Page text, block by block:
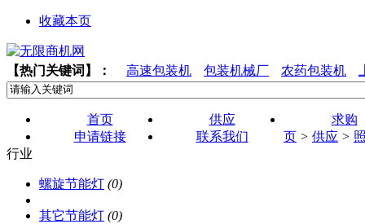
收藏本页
【热门关键词】： 高速包装机 包装机械厂 农药包装机
首页 供应
求购
申请链接
联系我们 页 > 供应 >
行业
螺旋节能灯 (0)
其它节能灯 (0)